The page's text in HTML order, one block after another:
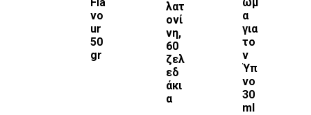
vo
ur
50
gr
λατ
ονί
νη,
60
ζελ
εδ
άκι
α
α
για
το
ν
Ύπ
νο
30
ml